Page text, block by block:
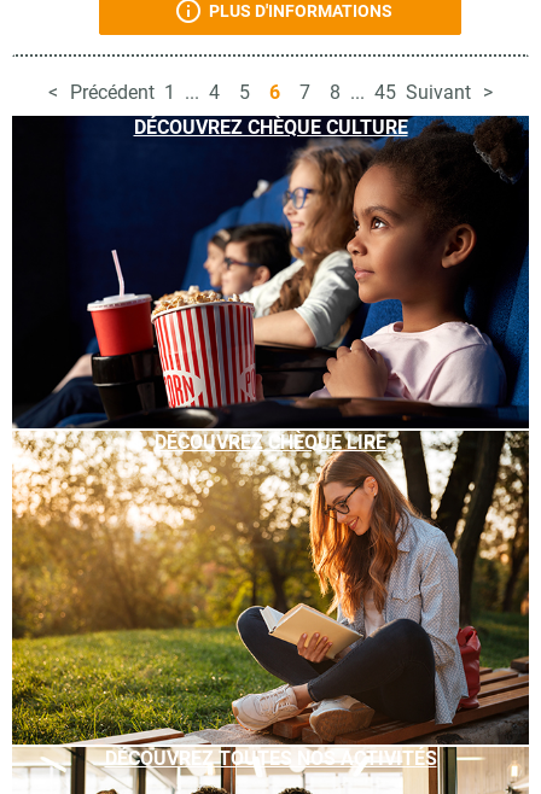
PLUS D'INFORMATIONS
Précédent 1 ... 4 5 6 7 8 ... 45 Suivant
DÉCOUVREZ CHÈQUE CULTURE
DÉCOUVREZ CHÈQUE LIRE
DÉCOUVREZ TOUTES NOS ACTIVITÉS